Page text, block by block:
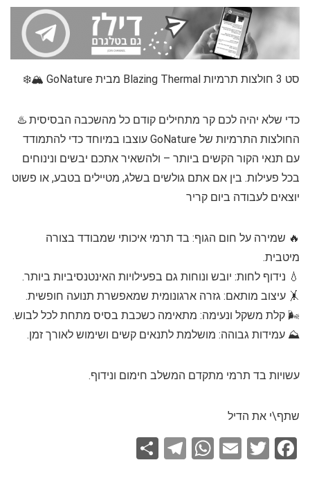
סט 3 חולצות תרמיות Blazing Thermal מבית GoNature 🏔️❄️
כדי שלא יהיה לכם קר מתחילים קודם כל מהשכבה הבסיסית ♨️
החולצות התרמיות של GoNature עוצבו במיוחד כדי להתמודד
עם תנאי הקור הקשים ביותר – ולהשאיר אתכם יבשים ונינוחים
בכל פעילות. בין אם אתם גולשים בשלג, מטיילים בטבע, או פשוט
יוצאים לעבודה ביום קריר
🔥 שמירה על חום הגוף: בד תרמי איכותי שמבודד בצורה
מיטבית.
💧 נידוף לחות: יובש ונוחות גם בפעילויות האינטנסיביות ביותר.
🤸 עיצוב מותאם: גזרה ארגונומית שמאפשרת תנועה חופשית.
🌬️ קלת משקל ונעימה: מתאימה כשכבת בסיס מתחת לכל לבוש.
⛰️ עמידות גבוהה: מושלמת לתנאים קשים ושימוש לאורך זמן.
עשויות בד תרמי מתקדם המשלב חימום ונידוף.
שתף\י את הדיל
F
T
E
W
T